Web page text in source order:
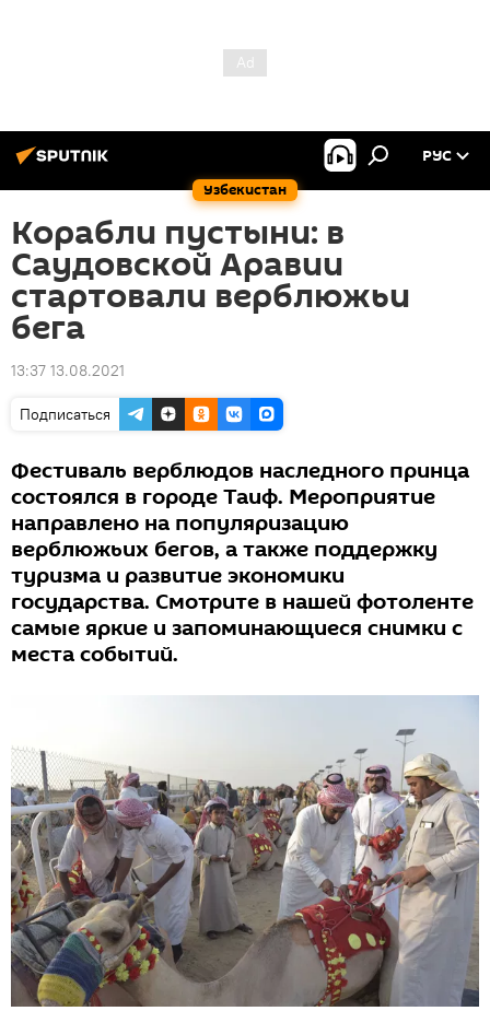
Узбекистан
РУС
Корабли пустыни: в
Саудовской Аравии
стартовали верблюжьи
бега
13:37 13.08.2021
Подписаться
Фестиваль верблюдов наследного принца
состоялся в городе Таиф. Мероприятие
направлено на популяризацию
верблюжьих бегов, а также поддержку
туризма и развитие экономики
государства. Смотрите в нашей фотоленте
самые яркие и запоминающиеся снимки с
места событий.